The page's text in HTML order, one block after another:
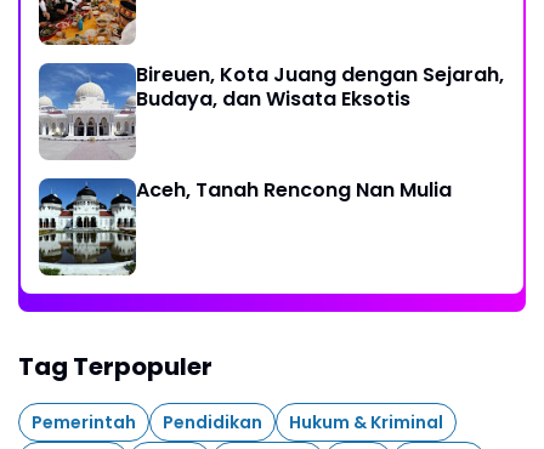
Bireuen, Kota Juang dengan Sejarah,
Budaya, dan Wisata Eksotis
Aceh, Tanah Rencong Nan Mulia
Tag Terpopuler
Pemerintah Pendidikan
Hukum & Kriminal